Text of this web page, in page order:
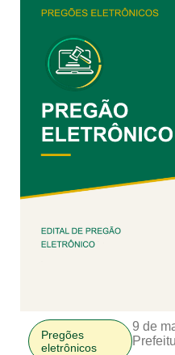
Pregões
eletrônicos
9 de